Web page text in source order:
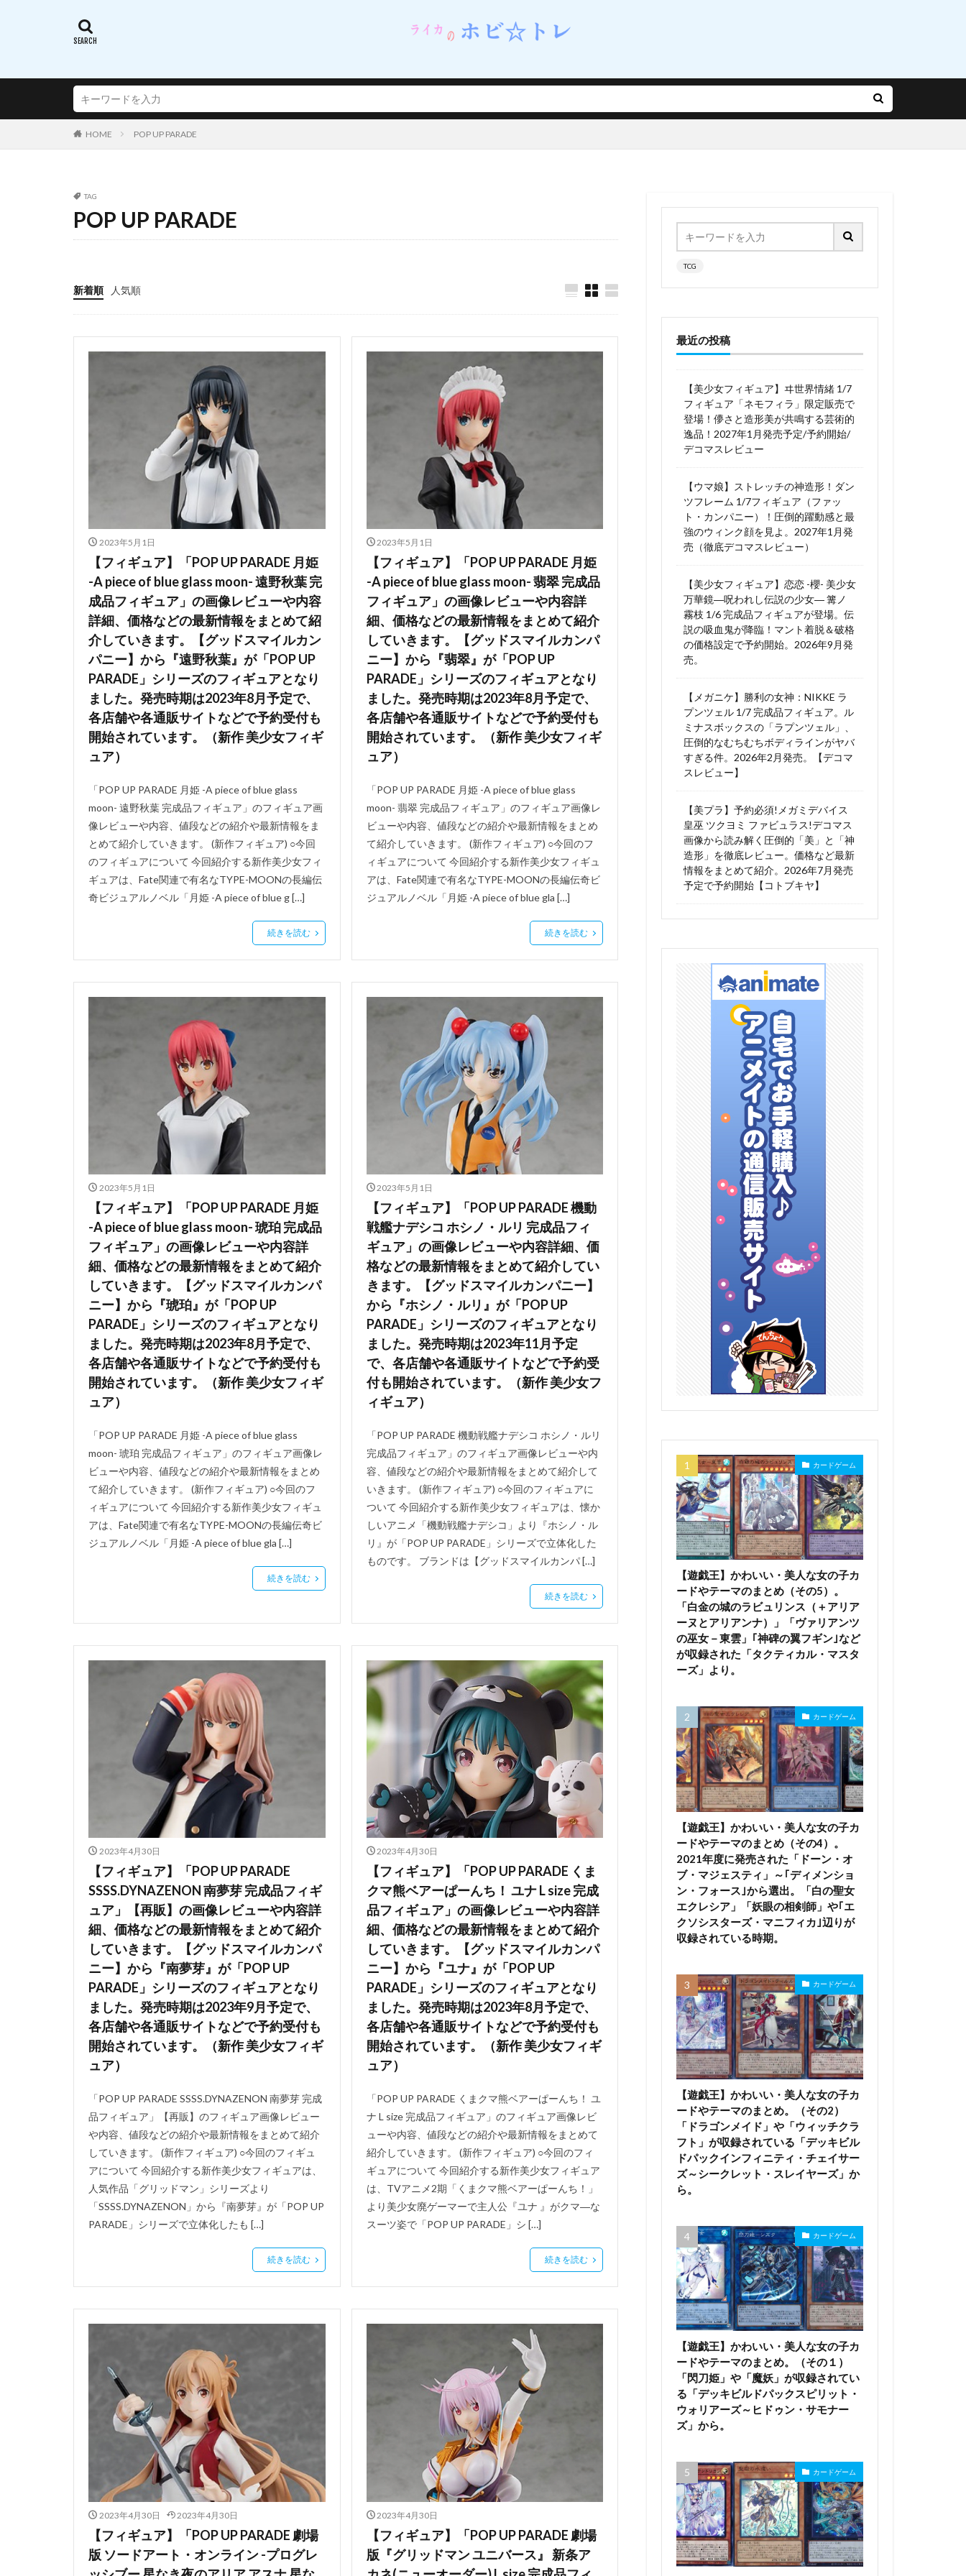
蝸之殼スタジオ（スネイルシェルスタジオ）
角楯カリン 設定資料集
超次元ゲイムネプテューヌ
超絶最かわてんしちゃん 踊り子
軌跡シリーズ
連盟空軍航空魔法音楽隊ルミナスウィッチーズ
逸仙(イーシェン) 遊佐こずえ 遊戯王
運命
陰陽師本格幻想RPG
静山マシロ 風巻祭里
高雄
魔妖
鹿乃
１／ ONE SLASH
検索
HOME POP UP PARADE
TAG
POP UP PARADE
新着順 人気順
2023年5月1日
【フィギュア】「POP UP PARADE 月姫
-A piece of blue glass moon- 遠野秋葉 完
成品フィギュア」の画像レビューや内容
詳細、価格などの最新情報をまとめて紹
介していきます。【グッドスマイルカン
パニー】から『遠野秋葉』が「POP UP
PARADE」シリーズのフィギュアとなり
ました。発売時期は2023年8月予定で、
各店舗や各通販サイトなどで予約受付も
開始されています。（新作 美少女フィギ
ュア）
「POP UP PARADE 月姫 -A piece of blue glass
moon- 遠野秋葉 完成品フィギュア」のフィギュア画
像レビューや内容、値段などの紹介や最新情報をま
とめて紹介していきます。 (新作フィギュア) ○今回
のフィギュアについて 今回紹介する新作美少女フィ
ギュアは、Fate関連で有名なTYPE-MOONの長編伝
奇ビジュアルノベル「月姫 -A piece of blue g […]
続きを読む
2023年5月1日
【フィギュア】「POP UP PARADE 月姫
-A piece of blue glass moon- 翡翠 完成品
フィギュア」の画像レビューや内容詳
細、価格などの最新情報をまとめて紹介
していきます。【グッドスマイルカンパ
ニー】から『翡翠』が「POP UP
PARADE」シリーズのフィギュアとなり
ました。発売時期は2023年8月予定で、
各店舗や各通販サイトなどで予約受付も
開始されています。（新作 美少女フィギ
ュア）
「POP UP PARADE 月姫 -A piece of blue glass
moon- 翡翠 完成品フィギュア」のフィギュア画像レ
ビューや内容、値段などの紹介や最新情報をまとめ
て紹介していきます。 (新作フィギュア) ○今回のフ
ィギュアについて 今回紹介する新作美少女フィギュ
アは、Fate関連で有名なTYPE-MOONの長編伝奇ビ
ジュアルノベル「月姫 -A piece of blue gla […]
続きを読む
2023年5月1日
【フィギュア】「POP UP PARADE 月姫
-A piece of blue glass moon- 琥珀 完成品
フィギュア」の画像レビューや内容詳
細、価格などの最新情報をまとめて紹介
していきます。【グッドスマイルカンパ
ニー】から『琥珀』が「POP UP
PARADE」シリーズのフィギュアとなり
ました。発売時期は2023年8月予定で、
各店舗や各通販サイトなどで予約受付も
開始されています。（新作 美少女フィギ
ュア）
「POP UP PARADE 月姫 -A piece of blue glass
moon- 琥珀 完成品フィギュア」のフィギュア画像レ
ビューや内容、値段などの紹介や最新情報をまとめ
て紹介していきます。 (新作フィギュア) ○今回のフ
ィギュアについて 今回紹介する新作美少女フィギュ
アは、Fate関連で有名なTYPE-MOONの長編伝奇ビ
ジュアルノベル「月姫 -A piece of blue gla […]
続きを読む
2023年5月1日
【フィギュア】「POP UP PARADE 機動
戦艦ナデシコ ホシノ・ルリ 完成品フィ
ギュア」の画像レビューや内容詳細、価
格などの最新情報をまとめて紹介してい
きます。【グッドスマイルカンパニー】
から『ホシノ・ルリ』が「POP UP
PARADE」シリーズのフィギュアとなり
ました。発売時期は2023年11月予定
で、各店舗や各通販サイトなどで予約受
付も開始されています。（新作 美少女フ
ィギュア）
「POP UP PARADE 機動戦艦ナデシコ ホシノ・ルリ
完成品フィギュア」のフィギュア画像レビューや内
容、値段などの紹介や最新情報をまとめて紹介して
いきます。 (新作フィギュア) ○今回のフィギュアに
ついて 今回紹介する新作美少女フィギュアは、懐か
しいアニメ「機動戦艦ナデシコ」より『ホシノ・ル
リ』が「POP UP PARADE」シリーズで立体化した
ものです。 ブランドは【グッドスマイルカンパ […]
続きを読む
2023年4月30日
【フィギュア】「POP UP PARADE
SSSS.DYNAZENON 南夢芽 完成品フィギ
ュア」【再販】の画像レビューや内容詳
細、価格などの最新情報をまとめて紹介
していきます。【グッドスマイルカンパ
ニー】から『南夢芽』が「POP UP
PARADE」シリーズのフィギュアとなり
ました。発売時期は2023年9月予定で、
各店舗や各通販サイトなどで予約受付も
開始されています。（新作 美少女フィギ
ュア）
「POP UP PARADE SSSS.DYNAZENON 南夢芽 完成
品フィギュア」【再販】のフィギュア画像レビュー
や内容、値段などの紹介や最新情報をまとめて紹介
していきます。 (新作フィギュア) ○今回のフィギュ
アについて 今回紹介する新作美少女フィギュアは、
人気作品「グリッドマン」シリーズより
「SSSS.DYNAZENON」から『南夢芽』が「POP UP
PARADE」シリーズで立体化したも […]
続きを読む
2023年4月30日
【フィギュア】「POP UP PARADE くま
クマ熊ベアーぱーんち！ ユナ L size 完成
品フィギュア」の画像レビューや内容詳
細、価格などの最新情報をまとめて紹介
していきます。【グッドスマイルカンパ
ニー】から『ユナ』が「POP UP
PARADE」シリーズのフィギュアとなり
ました。発売時期は2023年8月予定で、
各店舗や各通販サイトなどで予約受付も
開始されています。（新作 美少女フィギ
ュア）
「POP UP PARADE くまクマ熊ベアーぱーんち！ ユ
ナ L size 完成品フィギュア」のフィギュア画像レビ
ューや内容、値段などの紹介や最新情報をまとめて
紹介していきます。 (新作フィギュア) ○今回のフィ
ギュアについて 今回紹介する新作美少女フィギュア
は、TVアニメ2期「くまクマ熊ベアーぱーんち！」
より美少女廃ゲーマーで主人公『ユナ 』がクマ―な
スーツ姿で「POP UP PARADE」シ […]
続きを読む
2023年4月30日 2023年4月30日
【フィギュア】「POP UP PARADE 劇場
版 ソードアート・オンライン -プログレ
2023年4月30日
【フィギュア】「POP UP PARADE 劇場
版『グリッドマン ユニバース』 新条ア
TCG
最近の投稿
【美少女フィギュア】ヰ世界情緒 1/7
フィギュア「ネモフィラ」限定販売で
登場！儚さと造形美が共鳴する芸術的
逸品！2027年1月発売予定/予約開始/
デコマスレビュー
【ウマ娘】ストレッチの神造形！ダン
ツフレーム 1/7フィギュア（ファッ
ト・カンパニー）！圧倒的躍動感と最
強のウィンク顔を見よ。2027年1月発
売（徹底デコマスレビュー）
【美少女フィギュア】恋恋 -櫻- 美少女
万華鏡―呪われし伝説の少女― 篝ノ
霧枝 1/6 完成品フィギュアが登場。伝
説の吸血鬼が降臨！マント着脱＆破格
の価格設定で予約開始。2026年9月発
売。
【メガニケ】勝利の女神：NIKKE ラ
プンツェル 1/7 完成品フィギュア。ル
ミナスボックスの「ラプンツェル」、
圧倒的なむちむちボディラインがヤバ
すぎる件。2026年2月発売。【デコマ
スレビュー】
【美プラ】予約必須!メガミデバイス
皇巫 ツクヨミ ファビュラス!デコマス
画像から読み解く圧倒的「美」と「神
造形」を徹底レビュー。価格など最新
情報をまとめて紹介。2026年7月発売
予定で予約開始【コトブキヤ】
カードゲーム
【遊戯王】かわいい・美人な女の子カ
ードやテーマのまとめ（その5）。
「白金の城のラビュリンス（＋アリア
ーヌとアリアンナ）」「ヴァリアンツ
の巫女－東雲」｢神碑の翼フギン｣など
が収録された「タクティカル・マスタ
ーズ」より。
カードゲーム
【遊戯王】かわいい・美人な女の子カ
ードやテーマのまとめ（その4）。
2021年度に発売された「ドーン・オ
ブ・マジェスティ」～｢ディメンショ
ン・フォース｣から選出。「白の聖女
エクレシア」「妖眼の相剣師」や｢エ
クソシスターズ・マニフィカ｣辺りが
収録されている時期。
カードゲーム
【遊戯王】かわいい・美人な女の子カ
ードやテーマのまとめ。（その2）
「ドラゴンメイド」や「ウィッチクラ
フト」が収録されている「デッキビル
ドパックインフィニティ・チェイサー
ズ～シークレット・スレイヤーズ」か
ら。
カードゲーム
【遊戯王】かわいい・美人な女の子カ
ードやテーマのまとめ。（その１）
「閃刀姫」や「魔妖」が収録されてい
る「デッキビルドパックスピリット・
ウォリアーズ～ヒドゥン・サモナー
ズ」から。
カードゲーム